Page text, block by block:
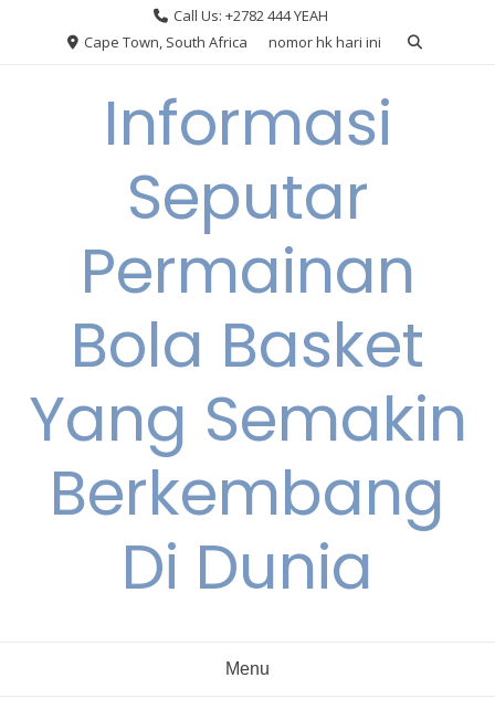
Call Us: +2782 444 YEAH
Cape Town, South Africa
nomor hk hari ini
Informasi
Seputar
Permainan
Bola Basket
Yang Semakin
Berkembang
Di Dunia
Menu